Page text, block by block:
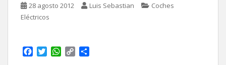
28 agosto 2012 Luis Sebastian
Coches
Eléctricos
W